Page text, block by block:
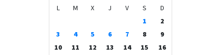
L M X J V S
D
1
2
3
4 5 6 7 8
9
10
11 12 13 14 15
16